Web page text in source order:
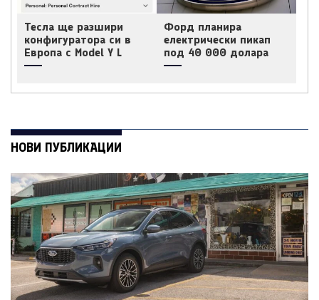
Тесла ще разшири
конфигуратора си в
Европа с Model Y L
Форд планира
електрически пикап
под 40 000 долара
НОВИ ПУБЛИКАЦИИ